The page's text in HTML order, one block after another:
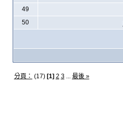
49
50
分頁： (17) [1] 2 3... 最後 »